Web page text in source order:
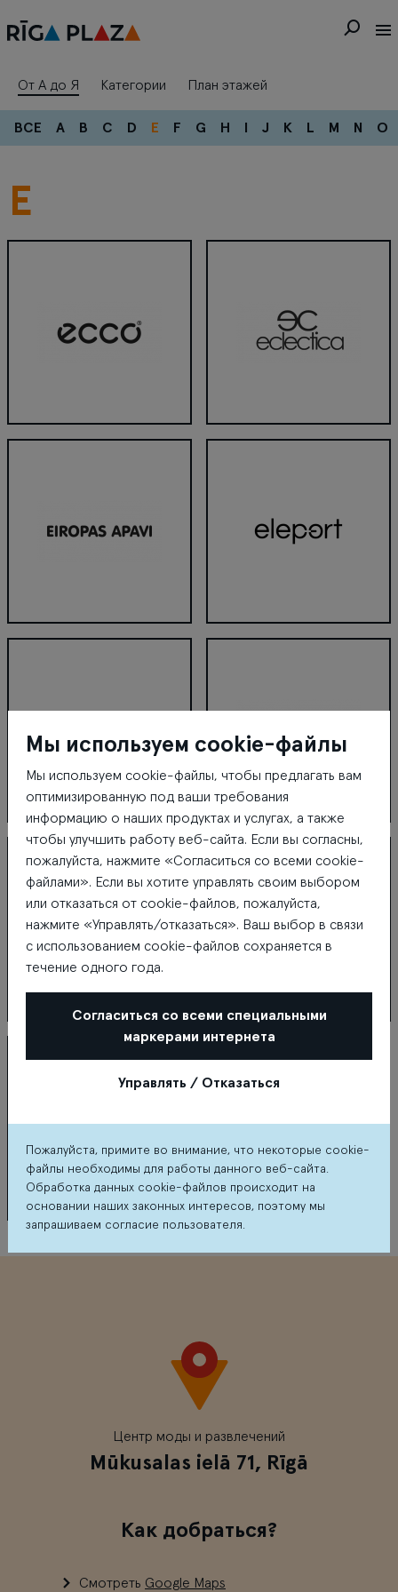
От А до Я Категории План этажей
ВСЕ A B C D E F G H J K L M N O
E
Euronics
Evelatus
Evermen
Центр моды и развлечений
Mūkusalas ielā 71, Rīgā
Как добраться?
Смотреть Google Maps
Мы используем cookie-файлы
Мы используем cookie-файлы, чтобы предлагать вам
оптимизированную под ваши требования
информацию о наших продуктах и услугах, а также
чтобы улучшить работу веб-сайта. Если вы согласны,
пожалуйста, нажмите «Согласиться со всеми cookie-
файлами». Если вы хотите управлять своим выбором
или отказаться от cookie-файлов, пожалуйста,
нажмите «Управлять/отказаться». Ваш выбор в связи
с использованием cookie-файлов сохраняется в
течение одного года.
Согласиться со всеми специальными
маркерами интернета
Управлять / Отказаться
Пожалуйста, примите во внимание, что некоторые cookie-
файлы необходимы для работы данного веб-сайта.
Обработка данных cookie-файлов происходит на
основании наших законных интересов, поэтому мы
запрашиваем согласие пользователя.